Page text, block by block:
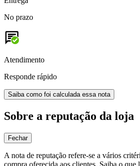
No prazo
Atendimento
Responde rápido
Saiba como foi calculada essa nota
Sobre a reputação da loja
Fechar
A nota de reputação refere-se a vários
compra oferecida aos clientes. Saiba o que